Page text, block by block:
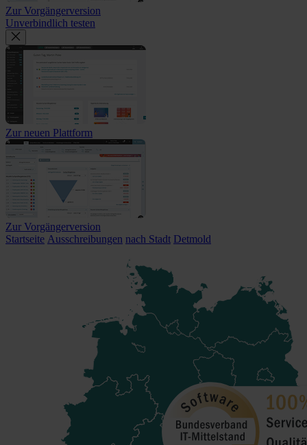
Zur Vorgängerversion
Unverbindlich testen
Zur neuen Plattform
Zur Vorgängerversion
Startseite Ausschreibungen nach Stadt Detmold